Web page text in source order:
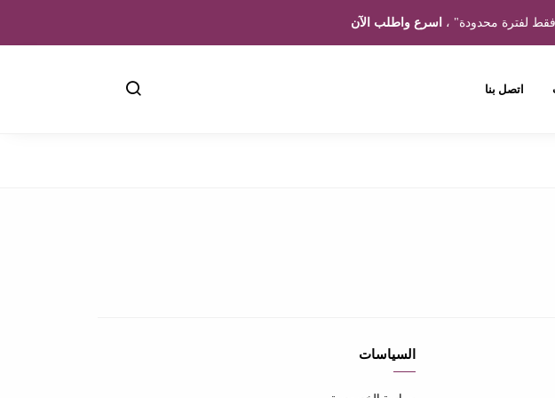
لفترة محدودة" ، اسرع واطلب الآن
اتصل بنا
السياسات